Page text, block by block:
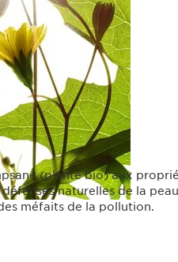
(plante bio) aux
naturelles de la
méfaits de la pollution.